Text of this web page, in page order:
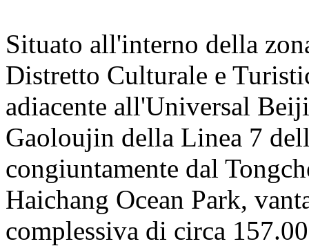
Situato all'interno della
Distretto Culturale e
adiacente all'Universal
Gaoloujin della Linea 7
congiuntamente dal
Haichang Ocean Park,
complessiva di circa